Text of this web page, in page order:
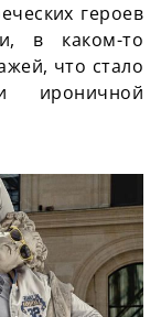
героев
в каком-то
что стало
ироничной